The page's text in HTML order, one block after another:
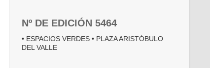
Nº DE EDICIÓN 5464
• ESPACIOS VERDES • PLAZA ARISTÓBULO
DEL VALLE